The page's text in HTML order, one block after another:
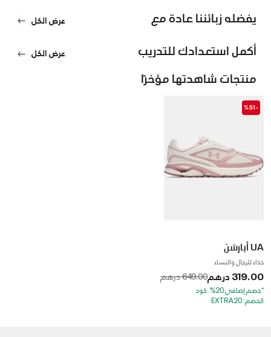
يفضله زبائننا عادة مع عرض الكل
أكمل استعدادك للتدريب عرض الكل
منتجات شاهدتها مؤخرًا
-%51
UA أبارشن
حذاء للرجال والنساء
319.00 درهم Price reduced from
649.00 درهم to
*خصم إضافي 20%. كود
الخصم: EXTRA20